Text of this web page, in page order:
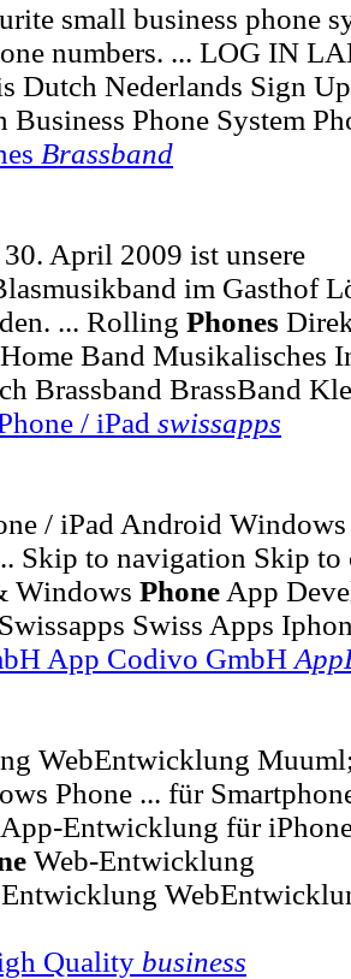
small business phone
numbers. ... LOG IN
Dutch Nederlands Sign
Business Phone System
Brassband
April 2009 ist unsere
im Gasthof
... Rolling Phones
Band Musikalisches
Brassband BrassBand
/ iPad swissapps
/ iPad Android
Skip to navigation Skip to
Windows Phone App
Swiss Apps
App Codivo GmbH
WebEntwicklung
Phone ... für
Entwicklung für
Web-Entwicklung
Quality business